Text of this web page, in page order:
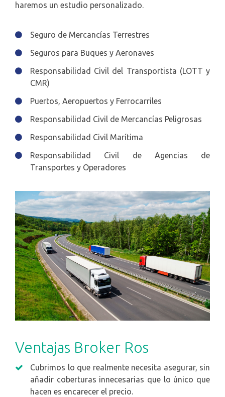
haremos un estudio personalizado.
Seguro de Mercancías Terrestres
Seguros para Buques y Aeronaves
Responsabilidad Civil del Transportista (LOTT y
CMR)
Puertos, Aeropuertos y Ferrocarriles
Responsabilidad Civil de Mercancías Peligrosas
Responsabilidad Civil Marítima
Responsabilidad Civil de Agencias de
Transportes y Operadores
Ventajas Broker Ros
Cubrimos lo que realmente necesita asegurar, sin
añadir coberturas innecesarias que lo único que
hacen es encarecer el precio.